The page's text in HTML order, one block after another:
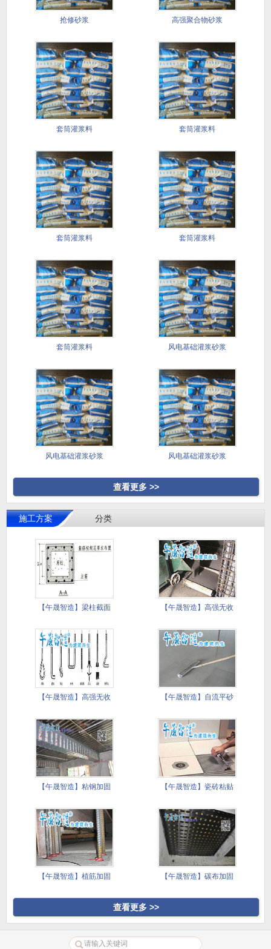
抢修砂浆 高强聚合物砂浆
套筒灌浆料 套筒灌浆料
套筒灌浆料 套筒灌浆料
套筒灌浆料 风电基础灌浆砂浆
风电基础灌浆砂浆 风电基础灌浆砂浆
查看更多 >>
施工方案 分类
【午晟智造】梁柱截面 【午晟智造】高强无收
【午晟智造】高强无收 【午晟智造】自流平砂
【午晟智造】粘钢加固 【午晟智造】瓷砖粘贴
【午晟智造】植筋加固 【午晟智造】碳布加固
查看更多 >>